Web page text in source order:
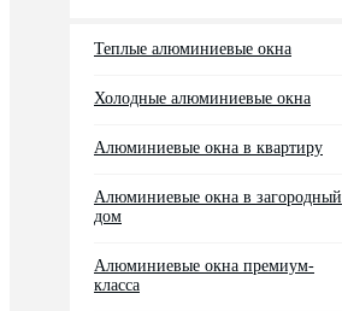
Теплые алюминиевые окна
Холодные алюминиевые окна
Алюминиевые окна в квартиру
Алюминиевые окна в загородный
дом
Алюминиевые окна премиум-
класса